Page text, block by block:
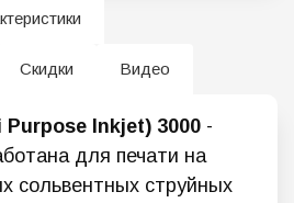
Скидки Видео
Purpose Inkjet) 3000 -
для печати на
сольвентных струйных